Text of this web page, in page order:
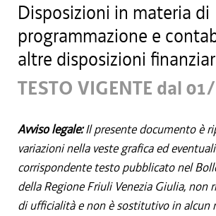
Disposizioni in materia di
programmazione e
altre disposizioni
TESTO VIGENTE dal
Avviso legale:Il presente documento è
variazioni nella veste grafica ed
corrispondente testo pubblicato nel
della Regione Friuli Venezia Giulia, non
di ufficialità e non è sostitutivo in alcun